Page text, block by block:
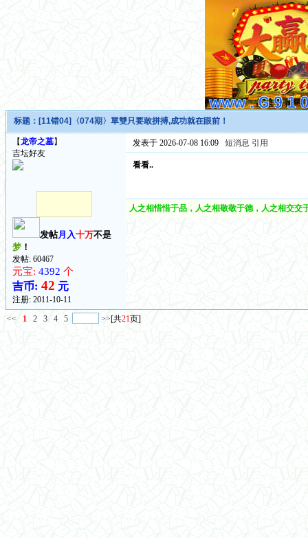
标题： [11错04]〈074期〉單雙只要敢拼搏,成功就在眼前！
【龙帝之墓】
吉坛好友
发帖月入十万不是
梦！
发帖: 60467
元宝: 4392 个
吉币: 42 元
注册: 2011-10-11
发表于 2026-07-08 16:09 短消息 引用
看看..
人之相惜惜于品，人之相敬敬于德，人之相交
<< 1 2 3 4 5 >>[共21页]